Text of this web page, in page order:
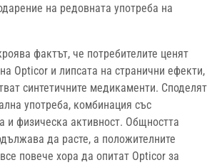
на редовната употреба на
фактът, че потребителите ценят
Opticor и липсата на странични ефекти,
синтетичните медикаменти. Споделят
употреба, комбинация със
и физическа активност. Общността
да расте, а положителните
повече хора да опитат Opticor за